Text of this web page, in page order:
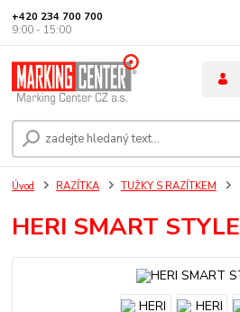
+420 234 700 700
9:00 - 15:00
Úvod RAZÍTKA TUŽKY S RAZÍTKEM
HERI SMART STYLE